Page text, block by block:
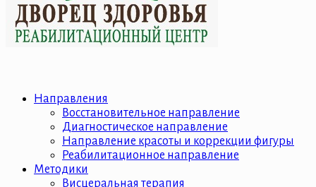
Направления
Восстановительное направление
Диагностическое направление
Направление красоты и коррекции фигуры
Реабилитационное направление
Методики
Висцеральная терапия